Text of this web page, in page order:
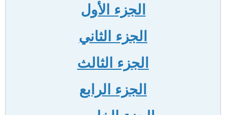
الجزء الأول
الجزء الثاني
الجزء الثالث
الجزء الرابع